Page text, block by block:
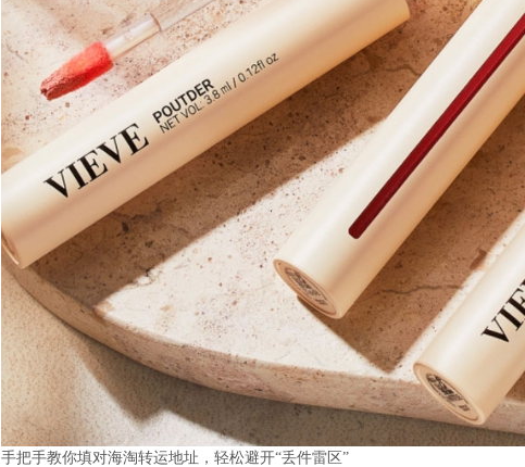
手把手教你填对海淘转运地址，轻松避开“丢件雷区”